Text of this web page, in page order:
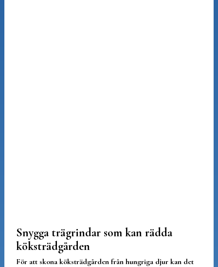
Snygga trägrindar som kan rädda
köksträdgården
För att skona köksträdgården från hungriga djur kan det